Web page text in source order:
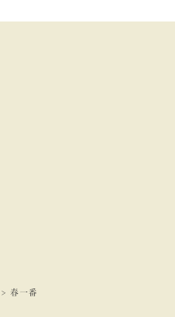
春一番